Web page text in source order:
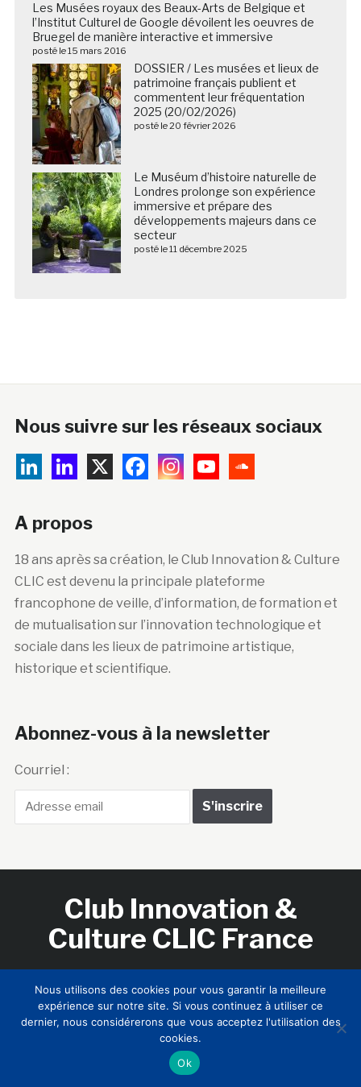
Les Musées royaux des Beaux-Arts de Belgique et
l’Institut Culturel de Google dévoilent les oeuvres de
Bruegel de manière interactive et immersive
posté le 15 mars 2016
DOSSIER / Les musées et lieux de
patrimoine français publient et
commentent leur fréquentation
2025 (20/02/2026)
posté le 20 février 2026
Le Muséum d’histoire naturelle de
Londres prolonge son expérience
immersive et prépare des
développements majeurs dans ce
secteur
posté le 11 décembre 2025
Nous suivre sur les réseaux sociaux
A propos
18 ans après sa création, le Club Innovation & Culture
CLIC est devenu la principale plateforme
francophone de veille, d’information, de formation et
de mutualisation sur l’innovation technologique et
sociale dans les lieux de patrimoine artistique,
historique et scientifique.
Abonnez-vous à la newsletter
Courriel :
Club Innovation &
Culture CLIC France
CONTACTS
Copyright © 2026 Club Innovation & Culture CLIC France /
Nous utilisons des cookies pour vous garantir la meilleure
expérience sur notre site. Si vous continuez à utiliser ce
dernier, nous considérerons que vous acceptez l'utilisation des
cookies.
Ok